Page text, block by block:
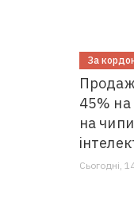
За
45% на
на
Сьогодні,